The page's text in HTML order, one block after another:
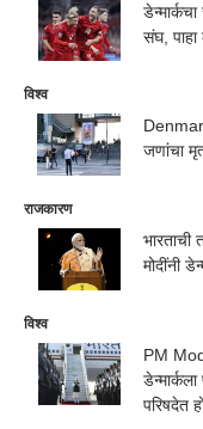
संघ, पाहा
विश्व
जणांचा
राजकारण
भारताची
मोदींनी
विश्व
PM
परिषदेत